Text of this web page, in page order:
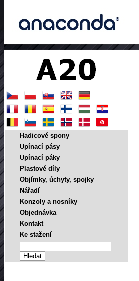
Hadicové spony
Upínací pásy
Upínací páky
Plastové díly
Objímky, úchyty, spojky
Nářadí
Konzoly a nosníky
Objednávka
Kontakt
Ke stažení